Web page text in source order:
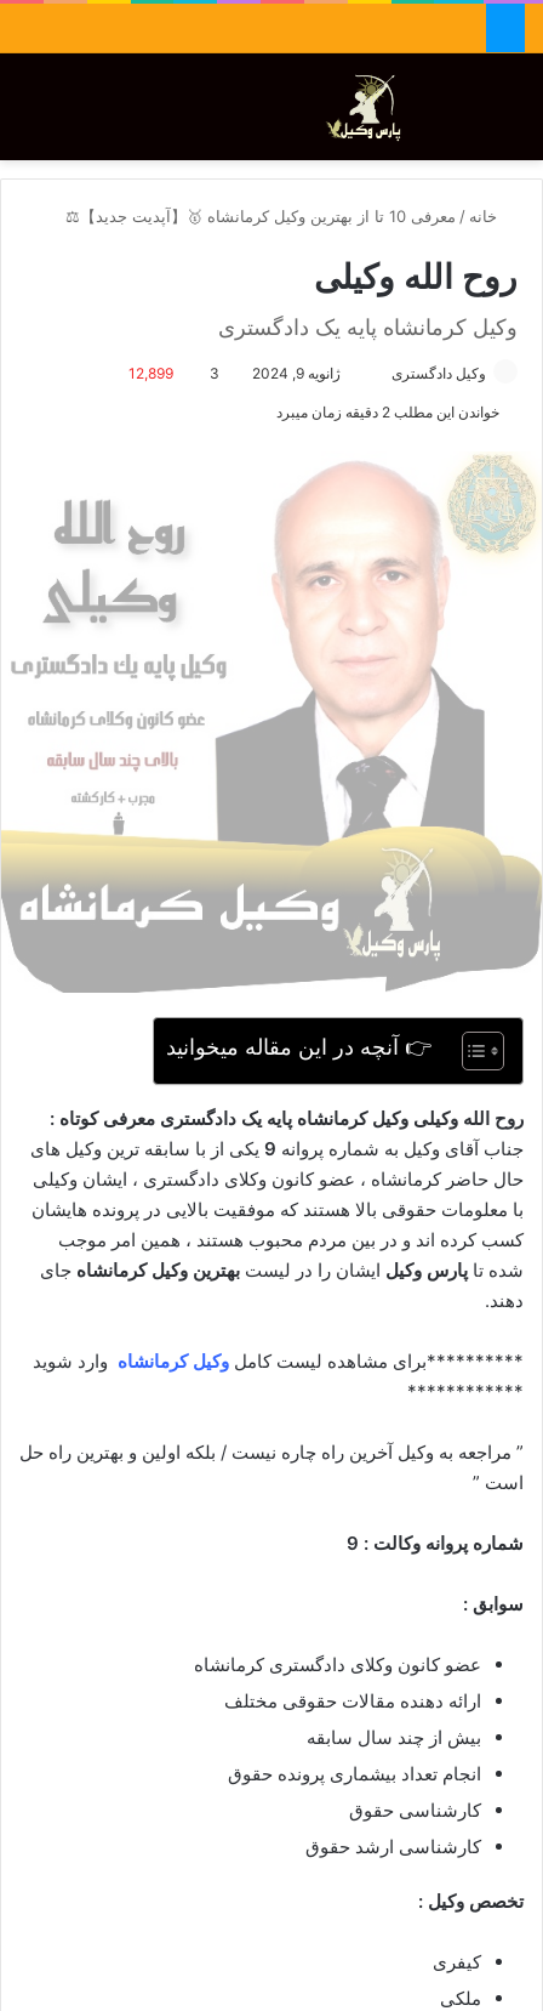
تغییر پوسته
خانه / معرفی 10 تا از بهترین وکیل کرمانشاه 🥇【آپدیت جدید】⚖️
روح الله وکیلی
وکیل کرمانشاه پایه یک دادگستری
وکیل دادگستری
ا
ل
ژانویه 9, 2024 3
12,899
خواندن این مطلب 2 دقیقه زمان میبرد
👉 آنچه در این مقاله میخوانید
روح الله وکیلی وکیل کرمانشاه پایه یک دادگستری معرفی کوتاه :
جناب آقای وکیل به شماره پروانه
یکی از با سابقه ترین وکیل های
حال حاضر کرمانشاه ، عضو کانون وکلای دادگستری ، ایشان وکیلی
با معلومات حقوقی بالا هستند که موفقیت بالایی در پرونده هایشان
کسب کرده اند و در بین مردم محبوب هستند ، همین امر موجب
شده تا پارس وکیل ایشان را در لیست بهترین وکیل کرمانشاه جای
دهند.
**********برای مشاهده لیست کامل وکیل کرمانشاه وارد شوید
************
” مراجعه به وکیل آخرین راه چاره نیست / بلکه اولین و بهترین راه حل
است ”
شماره پروانه وکالت : 9
سوابق :
عضو کانون وکلای دادگستری کرمانشاه
ارائه دهنده مقالات حقوقی مختلف
بیش از چند سال سابقه
انجام تعداد بیشماری پرونده حقوق
کارشناسی حقوق
کارشناسی ارشد حقوق
تخصص وکیل :
کیفری
ملکی